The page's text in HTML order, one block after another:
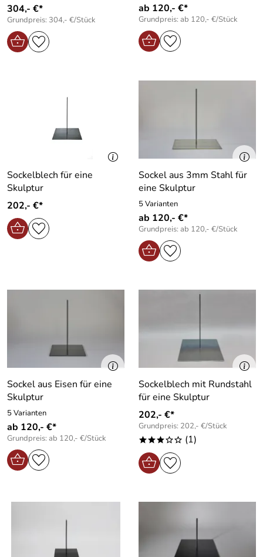
304,- €*
Grundpreis: 304,- €/Stück
ab 120,- €*
Grundpreis: ab 120,- €/Stück
Sockelblech für eine
Skulptur
202,- €*
Sockel aus 3mm Stahl für
eine Skulptur
5 Varianten
ab 120,- €*
Grundpreis: ab 120,- €/Stück
Sockel aus Eisen für eine
Skulptur
5 Varianten
ab 120,- €*
Grundpreis: ab 120,- €/Stück
Sockelblech mit Rundstahl
für eine Skulptur
202,- €*
Grundpreis: 202,- €/Stück
***oo (1)